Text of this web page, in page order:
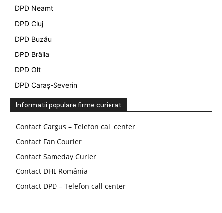
DPD Neamt
DPD Cluj
DPD Buzău
DPD Brăila
DPD Olt
DPD Caraș-Severin
Informatii populare firme curierat
Contact Cargus – Telefon call center
Contact Fan Courier
Contact Sameday Curier
Contact DHL România
Contact DPD – Telefon call center